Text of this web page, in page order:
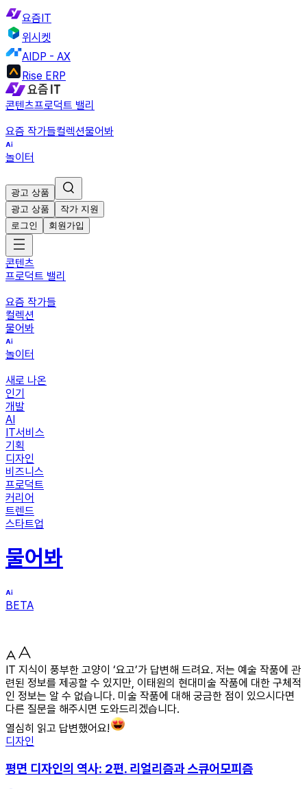
요즘IT
위시켓
AIDP - AX
Rise ERP
콘텐츠프로덕트 밸리
요즘 작가들컬렉션물어봐
놀이터
광고 상품
광고 상품
작가 지원
로그인
회원가입
콘텐츠
프로덕트 밸리
요즘 작가들
컬렉션
물어봐
놀이터
새로 나온
인기
개발
AI
IT서비스
기획
디자인
비즈니스
프로덕트
커리어
트렌드
스타트업
물어봐
BETA
IT 지식이 풍부한 고양이 ‘요고’가 답변해 드려요. 저는 예술 작품에 관
련된 정보를 제공할 수 있지만, 이태원의 현대미술 작품에 대한 구체적
인 정보는 알 수 없습니다. 미술 작품에 대해 궁금한 점이 있으시다면
다른 질문을 해주시면 도와드리겠습니다.
열심히 읽고 답변했어요!
디자인
평면 디자인의 역사: 2편. 리얼리즘과 스큐어모피즘